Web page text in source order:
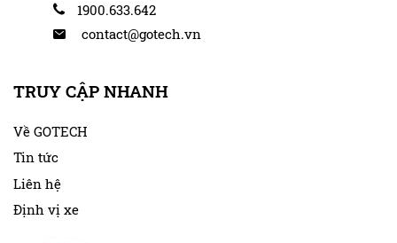
1900.633.642
contact@gotech.vn
TRUY CẬP NHANH
Về GOTECH
Tin tức
Liên hệ
Định vị xe